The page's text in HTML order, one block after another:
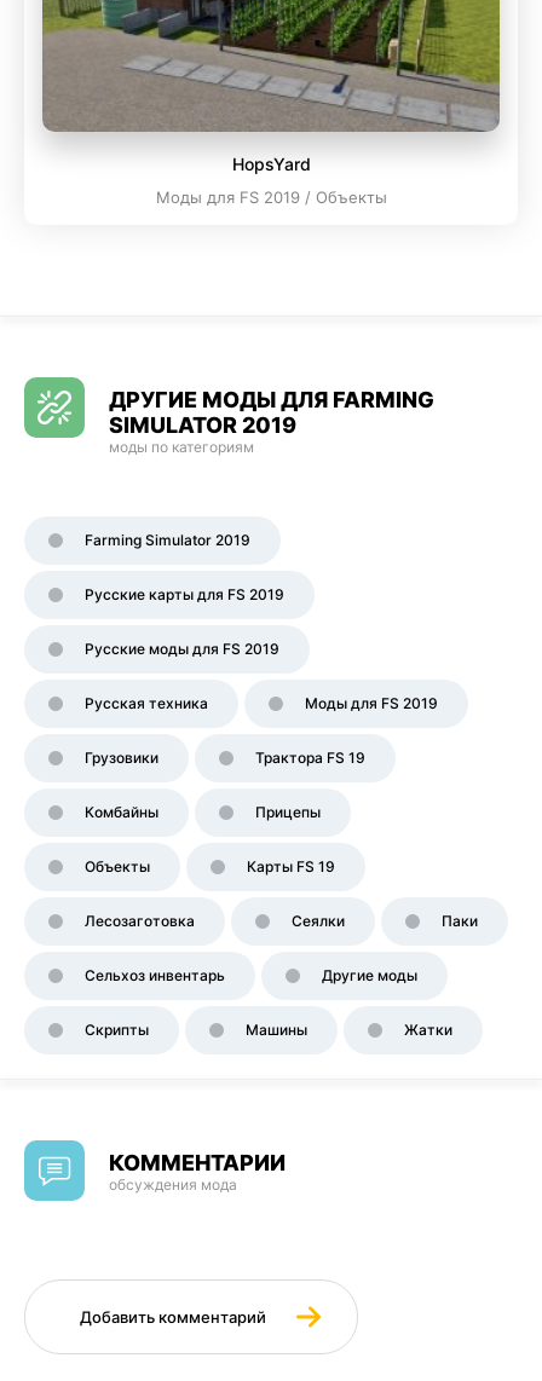
HopsYard
Моды для FS 2019 / Объекты
ДРУГИЕ МОДЫ ДЛЯ FARMING
SIMULATOR 2019
моды по категориям
Farming Simulator 2019
Русские карты для FS 2019
Русские моды для FS 2019
Русская техника Моды для FS 2019
Грузовики Трактора FS 19
Комбайны Прицепы
Объекты Карты FS 19
Лесозаготовка Сеялки Паки
Сельхоз инвентарь Другие моды
Скрипты Машины Жатки
КОММЕНТАРИИ
обсуждения мода
Добавить комментарий